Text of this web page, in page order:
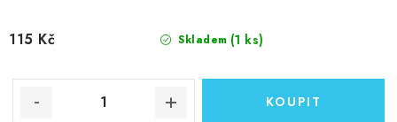
Skladem (1 ks)
115 Kč